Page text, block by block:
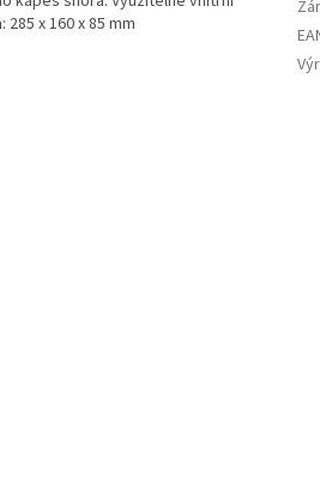
x 160 x 85 mm